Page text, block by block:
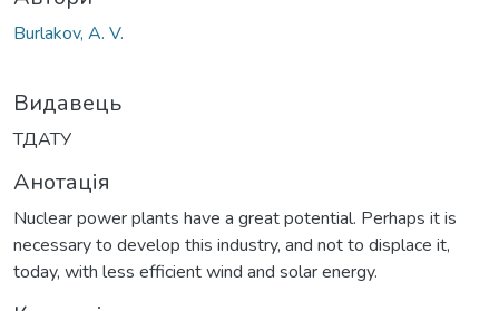
Burlakov, A. V.
Видавець
ТДАТУ
Анотація
Nuclear power plants have a great potential. Perhaps it is
necessary to develop this industry, and not to displace it,
today, with less efficient wind and solar energy.